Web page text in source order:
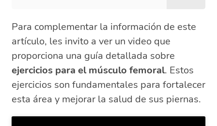
Para complementar la información de este
artículo, les invito a ver un video que
proporciona una guía detallada sobre
ejercicios para el músculo femoral. Estos
ejercicios son fundamentales para fortalecer
esta área y mejorar la salud de sus piernas.